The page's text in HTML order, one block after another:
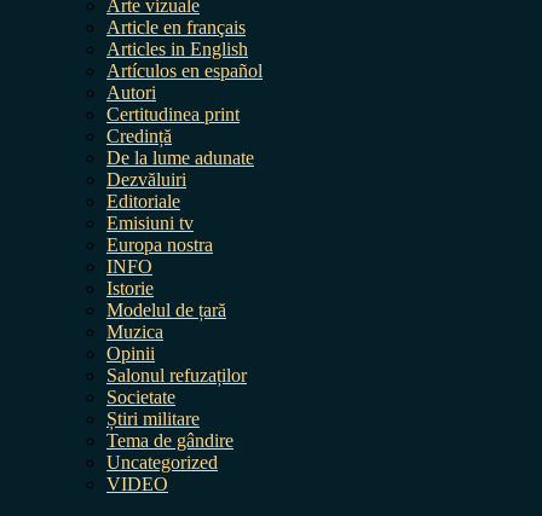
Arte vizuale
Article en français
Articles in English
Artículos en español
Autori
Certitudinea print
Credință
De la lume adunate
Dezvăluiri
Editoriale
Emisiuni tv
Europa nostra
INFO
Istorie
Modelul de țară
Muzica
Opinii
Salonul refuzaților
Societate
Știri militare
Tema de gândire
Uncategorized
VIDEO